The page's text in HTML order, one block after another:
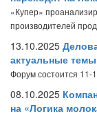
«Купер»
производителей
13.10.2025
актуальные
Форум состоится 11-
08.10.2025
на «Логика